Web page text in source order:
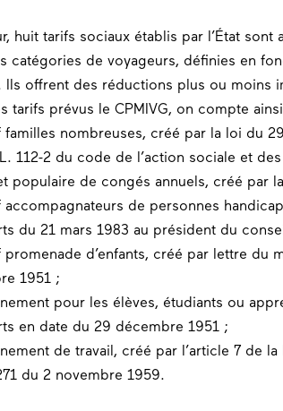
huit tarifs sociaux établis par l’État
catégories de voyageurs, définies en
Ils offrent des réductions plus ou moins
tarifs prévus le CPMIVG, on compte
familles nombreuses, créé par la loi du
112-2 du code de l’action sociale et
populaire de congés annuels, créé par
accompagnateurs de personnes
du 21 mars 1983 au président du
promenade d’enfants, créé par lettre du
1951 ;
pour les élèves, étudiants ou
en date du 29 décembre 1951 ;
de travail, créé par l’article 7 de
du 2 novembre 1959.